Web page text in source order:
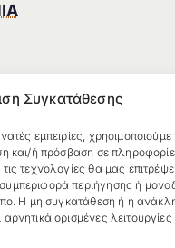
Συγκατάθεσης
εμπειρίες, χρησιμοποιούμε
και/ή πρόσβαση σε
τεχνολογίες θα μας
περιήγησης ή
Η μη συγκατάθεση ή η
ορισμένες λειτουργίες